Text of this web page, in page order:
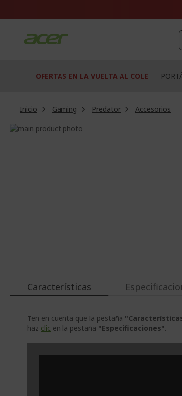
OFERTAS EN LA VUELTA AL COLE
Inicio Gaming Predator
Accesorios
Saltar
Características
Ten en cuenta que la pestaña
haz clic en la pestaña "Especificaciones".